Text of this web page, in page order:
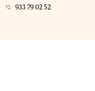
933 79 02 52